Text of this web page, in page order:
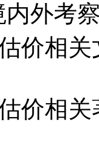
内外考
价相关
价相